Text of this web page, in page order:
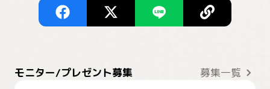
モニター/プレゼント募集 募集一覧